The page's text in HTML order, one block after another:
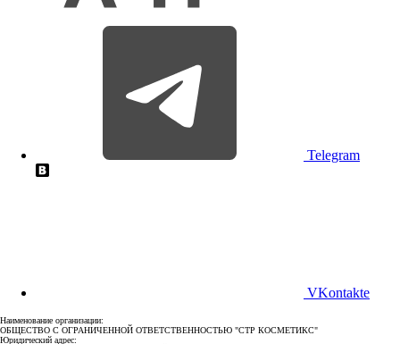
Telegram
VKontakte
Наименование организации:
ОБЩЕСТВО С ОГРАНИЧЕННОЙ ОТВЕТСТВЕННОСТЬЮ "СТР КОСМЕТИКС"
Юридический адрес: